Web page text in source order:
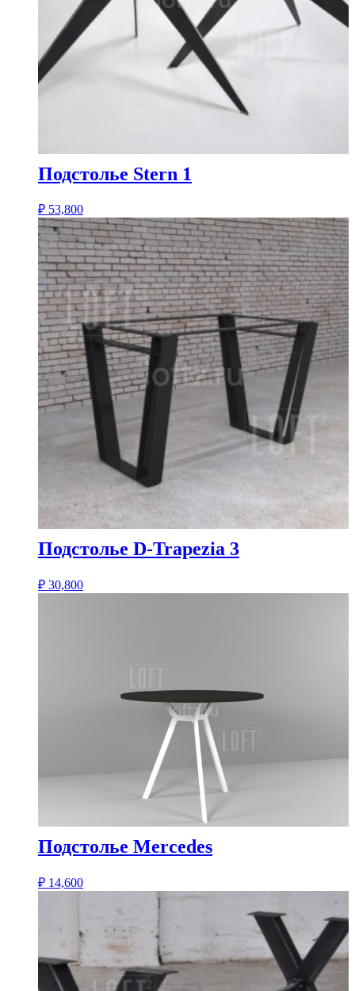
Подстолье Stern 1
₽ 53,800
Подстолье D-Trapezia 3
₽ 30,800
Подстолье Mercedes
₽ 14,600